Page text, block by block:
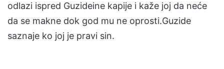
odlazi ispred Guzideine kapije i kaže joj da neće
da se makne dok god mu ne oprosti.Guzide
saznaje ko joj je pravi sin.